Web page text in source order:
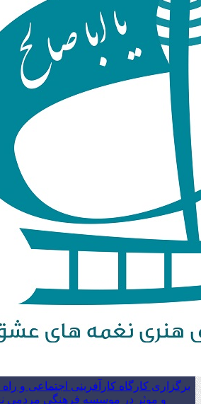
برگزاری کارگاه کارآفرینی اجتماعی و
و موثر در موسسه فرهنگی مردمی